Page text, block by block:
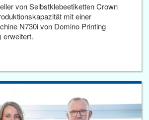
von Selbstklebeetiketten Crown
mit einer
N730i von Domino Printing
erweitert.